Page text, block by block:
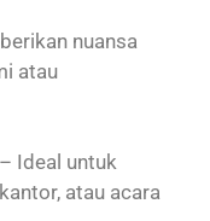
nuansa
atau
– Ideal untuk
atau acara